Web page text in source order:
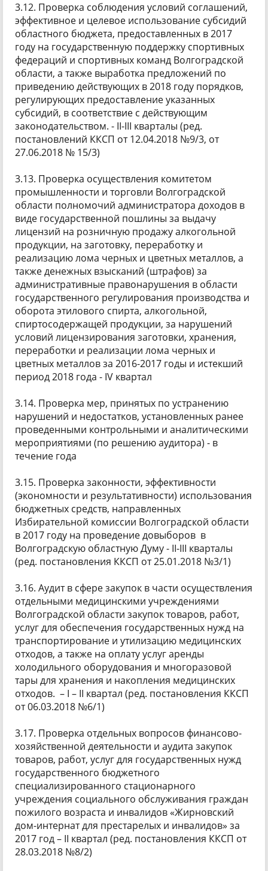
3.12. Проверка соблюдения условий соглашений,
эффективное и целевое использование субсидий
областного бюджета, предоставленных в 2017
году на государственную поддержку спортивных
федераций и спортивных команд Волгоградской
области, а также выработка предложений по
приведению действующих в 2018 году порядков,
регулирующих предоставление указанных
субсидий, в соответствие с действующим
законодательством. - II-III кварталы (ред.
постановлений ККСП от 12.04.2018 №9/3, от
27.06.2018 № 15/3)
3.13. Проверка осуществления комитетом
промышленности и торговли Волгоградской
области полномочий администратора доходов в
виде государственной пошлины за выдачу
лицензий на розничную продажу алкогольной
продукции, на заготовку, переработку и
реализацию лома черных и цветных металлов, а
также денежных взысканий (штрафов) за
административные правонарушения в области
государственного регулирования производства и
оборота этилового спирта, алкогольной,
спиртосодержащей продукции, за нарушений
условий лицензирования заготовки, хранения,
переработки и реализации лома черных и
цветных металлов за 2016-2017 годы и истекший
период 2018 года - IV квартал
3.14. Проверка мер, принятых по устранению
нарушений и недостатков, установленных ранее
проведенными контрольными и аналитическими
мероприятиями (по решению аудитора) - в
течение года
3.15. Проверка законности, эффективности
(экономности и результативности) использования
бюджетных средств, направленных
Избирательной комиссии Волгоградской области
в 2017 году на проведение довыборов в
Волгоградскую областную Думу - II-III кварталы
(ред. постановления ККСП от 25.01.2018 №3/1)
3.16. Аудит в сфере закупок в части осуществления
отдельными медицинскими учреждениями
Волгоградской области закупок товаров, работ,
услуг для обеспечения государственных нужд на
транспортирование и утилизацию медицинских
отходов, а также на оплату услуг аренды
холодильного оборудования и многоразовой
тары для хранения и накопления медицинских
отходов. – I – II квартал (ред. постановления ККСП
от 06.03.2018 №6/1)
3.17. Проверка отдельных вопросов финансово-
хозяйственной деятельности и аудита закупок
товаров, работ, услуг для государственных нужд
государственного бюджетного
специализированного стационарного
учреждения социального обслуживания граждан
пожилого возраста и инвалидов «Жирновский
дом-интернат для престарелых и инвалидов» за
2017 год – II квартал (ред. постановления ККСП от
28.03.2018 №8/2)